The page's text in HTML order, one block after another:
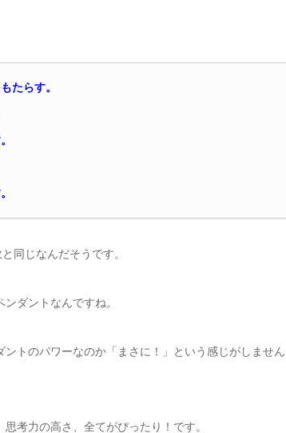
たらす。
同じなんだそうです。
ダントなんですね。
トのパワーなのか「まさに！」という感じがしません
考力の高さ、全てがぴったり！です。